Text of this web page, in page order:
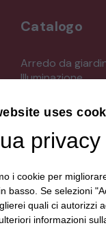
Catalogo
Arredo da
Illuminazione
Mobili
Oggettistica
Orologeria
Quadri stampe
Strumenti
Tappeti e tessuti
Veicoli d'epoca
uses
i cookie per
basso. Se selezioni
quali ci autorizzi
informazioni